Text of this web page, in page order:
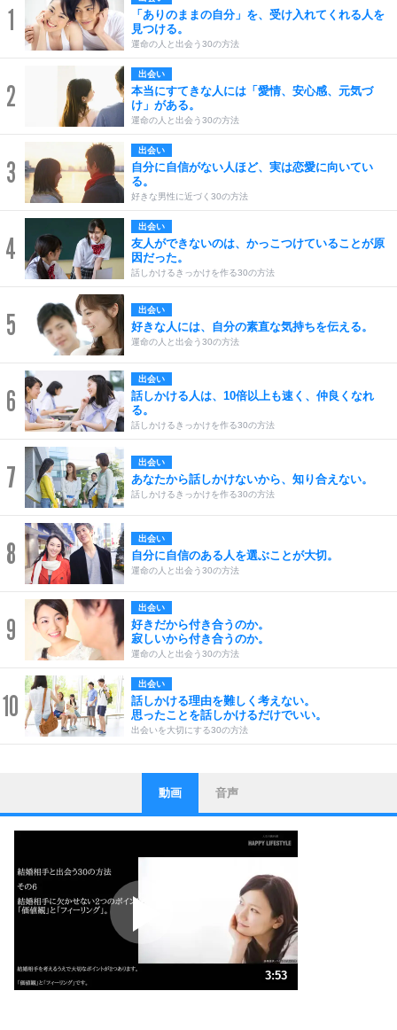
1
「ありのままの自分」を、受け入れてくれる人を
見つける。
運命の人と出会う30の方法
2
出会い
本当にすてきな人には「愛情、安心感、元気づ
け」がある。
運命の人と出会う30の方法
3
出会い
自分に自信がない人ほど、実は恋愛に向いてい
る。
好きな男性に近づく30の方法
4
出会い
友人ができないのは、かっこつけていることが原
因だった。
話しかけるきっかけを作る30の方法
5 出会い
好きな人には、自分の素直な気持ちを伝える。
運命の人と出会う30の方法
6
出会い
話しかける人は、10倍以上も速く、仲良くなれ
る。
話しかけるきっかけを作る30の方法
7 出会い
あなたから話しかけないから、知り合えない。
話しかけるきっかけを作る30の方法
8 出会い
自分に自信のある人を選ぶことが大切。
運命の人と出会う30の方法
9
出会い
好きだから付き合うのか。
寂しいから付き合うのか。
運命の人と出会う30の方法
10
出会い
話しかける理由を難しく考えない。
思ったことを話しかけるだけでいい。
出会いを大切にする30の方法
1
ストレス対策
他人と比べない。
いっそのこと、他人を見ない。
いらいらしない人になる30の方法
ポジティブになれない原因は、行動しないから。
ポジティブ思考になる30の方法
人生、なんとかなるもの。
気楽に生きる30の方法
動画 音声
3:53